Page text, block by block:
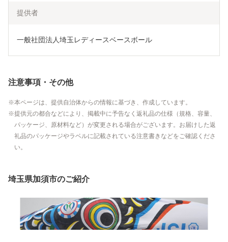
提供者
一般社団法人埼玉レディースベースボール
注意事項・その他
本ページは、提供自治体からの情報に基づき、作成しています。
提供元の都合などにより、掲載中に予告なく返礼品の仕様（規格、容量、
パッケージ、原材料など）が変更される場合がございます。お届けした返
礼品のパッケージやラベルに記載されている注意書きなどをご確認くださ
い。
埼玉県加須市のご紹介